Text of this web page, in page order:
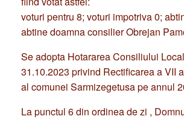
voturi pentru 8; voturi impotriva 0;
abtine doamna consilier Obrejan
Se adopta Hotararea Consiliului
31.10.2023 privind Rectificarea a VII
al comunei Sarmizegetusa pe annul
La punctul 6 din ordinea de zi ,